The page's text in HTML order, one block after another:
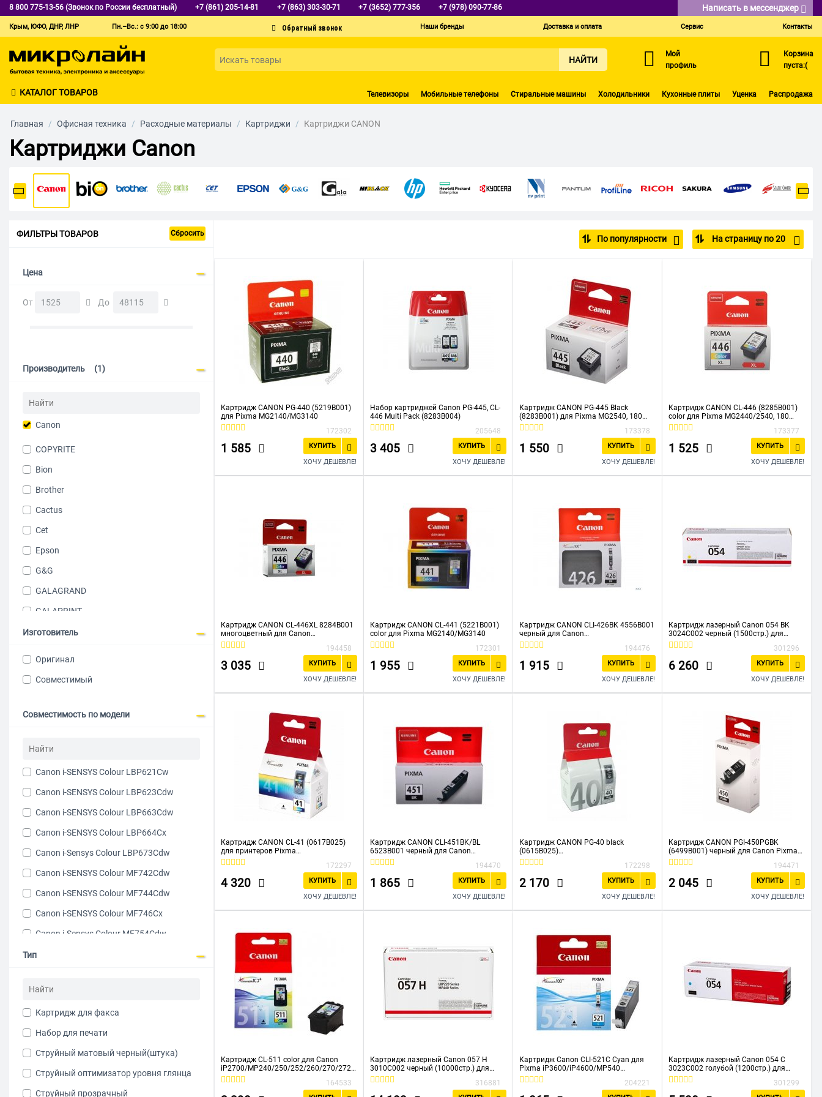
8 800 775-13-56 (Звонок по России бесплатный) +7 (861) 205-14-81 +7 (863) 303-30-71 +7 (3652) 777-356 +7 (978) 090-77-86 Написать в мессенджер
Крым, ЮФО, ДНР, ЛНР Пн.–Вс.: с 9:00 до 18:00 Наши бренды Доставка и оплата Сервис Контакты
НАЙТИ
Мой
профиль
Корзина
пуста:(
КАТАЛОГ ТОВАРОВ Телевизоры Мобильные телефоны Стиральные машины Холодильники Кухонные плиты Уценка Распродажа
Главная / Офисная техника / Расходные материалы / Картриджи / Картриджи CANON
Картриджи Canon
ФИЛЬТРЫ ТОВАРОВ Сбросить
Цена
От До
Производитель (1)
Canon
COPYRITE
Bion
Brother
Cactus
Cet
Epson
G&G
GALAGRAND
GALAPRINT
Hi-BLACK
NVPrint
PROFILINE
Ricoh
SAKURA
Samsung
Static Control
T2
Xerox
Изготовитель
Оригинал
Совместимый
Совместимость по модели
Canon i-SENSYS Colour LBP621Cw
Canon i-SENSYS Colour LBP623Cdw
Canon i-SENSYS Colour LBP663Cdw
Canon i-SENSYS Colour LBP664Cx
Canon i-Sensys Colour LBP673Cdw
Canon i-SENSYS Colour MF742Cdw
Canon i-SENSYS Colour MF744Cdw
Canon i-SENSYS Colour MF746Cx
Canon i-Sensys Colour MF754Cdw
Canon i-SENSYS FAX-L100
Canon i-SENSYS FAX-L140
Canon i-SENSYS FAX-L150
Canon i-SENSYS FAX-L160
Canon i-SENSYS FAX-L170
Canon i-SENSYS FAX-L95
Canon I-SENSyS LBP112
Тип
Картридж для факса
Набор для печати
Струйный матовый черный(штука)
Струйный оптимизатор уровня глянца
Струйный прозрачный
По популярности На страницу по 20
Картридж CANON PG-440 (5219B001)
для Pixma MG2140/MG3140
172302
1 585
КУПИТЬ
ХОЧУ ДЕШЕВЛЕ!
Набор картриджей Canon PG-445, CL-
446 Multi Pack (8283B004)
205648
3 405
КУПИТЬ
ХОЧУ ДЕШЕВЛЕ!
Картридж CANON PG-445 Black
(8283B001) для Pixma MG2540, 180
страниц.
173378
1 550
КУПИТЬ
ХОЧУ ДЕШЕВЛЕ!
Картридж CANON CL-446 (8285B001)
color для Pixma MG2440/2540, 180
страниц
173377
1 525
КУПИТЬ
ХОЧУ ДЕШЕВЛЕ!
Картридж CANON CL-446XL 8284B001
многоцветный для Canon
MG2440/MG2540
194458
3 035
КУПИТЬ
ХОЧУ ДЕШЕВЛЕ!
Картридж CANON CL-441 (5221B001)
color для Pixma MG2140/MG3140
172301
1 955
КУПИТЬ
ХОЧУ ДЕШЕВЛЕ!
Картридж CANON CLI-426BK 4556B001
черный для Canon
iP4840/MG5140/MG5240/MG6140/MG8
140
194476
1 915
КУПИТЬ
ХОЧУ ДЕШЕВЛЕ!
Картридж лазерный Canon 054 BK
3024C002 черный (1500стр.) для
Canon
MF645Cx/MF643Cdw/MF641Cw/LBP62
3Cdw/621Cw
301296
6 260
КУПИТЬ
ХОЧУ ДЕШЕВЛЕ!
Картридж CANON CL-41 (0617B025)
для принтеров Pixma
MP450/PM170/PM150/iP6220D/iP621
0D/iP2200/iP1600 Цветной 315
страниц
172297
4 320
КУПИТЬ
ХОЧУ ДЕШЕВЛЕ!
Картридж CANON CLI-451BK/BL
6523B001 черный для Canon
iP7240/MG6340/MG5440
194470
1 865
КУПИТЬ
ХОЧУ ДЕШЕВЛЕ!
Картридж CANON PG-40 black
(0615B025)
IP1200/1300/1600/1700/1800/1900/2
200/2500/2600,
MP140/150/160/180/210/220/450,
FAX-JX200/JX500 (330 стр)
172298
2 170
КУПИТЬ
ХОЧУ ДЕШЕВЛЕ!
Картридж CANON PGI-450PGBK
(6499B001) черный для Canon Pixma
iP7240/MG6340/MG5440
194471
2 045
КУПИТЬ
ХОЧУ ДЕШЕВЛЕ!
Картридж CL-511 color для Canon
iP2700/MP240/250/252/260/270/272/
480/490 244стр. (2972B007)
164533
Картридж лазерный Canon 057 H
3010C002 черный (10000стр.) для
Canon
LBP228x/LBP226dw/LBP223dw/MF449
x/MF446x/MF445dw/MF443dw
316881
Картридж Canon CLI-521C Cyan для
Pixma iP3600/iP4600/MP540
(2934B004)
204221
Картридж лазерный Canon 054 C
3023C002 голубой (1200стр.) для
Canon
MF645Cx/MF643Cdw/MF641Cw/LBP62
3Cdw/621Cw
301299